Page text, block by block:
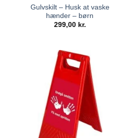
Gulvskilt – Husk at vaske
hænder – børn
299,00 kr.